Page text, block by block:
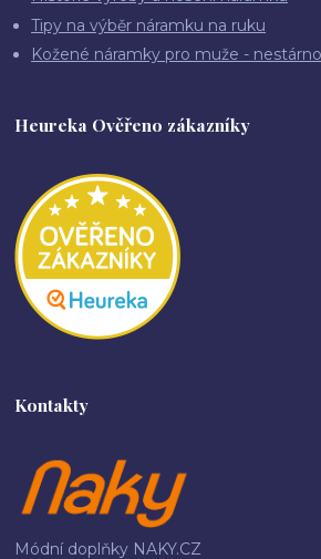
Tipy na výběr náramku na ruku
Kožené náramky pro muže -
Heureka Ověřeno zákazníky
Kontakty
Módní doplňky NAKY.CZ